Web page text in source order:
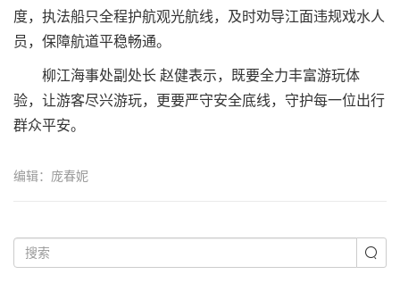
度，执法船只全程护航观光航线，及时劝导江面违规戏水人
员，保障航道平稳畅通。
柳江海事处副处长 赵健表示，既要全力丰富游玩体
验，让游客尽兴游玩，更要严守安全底线，守护每一位出行
群众平安。
编辑：庞春妮